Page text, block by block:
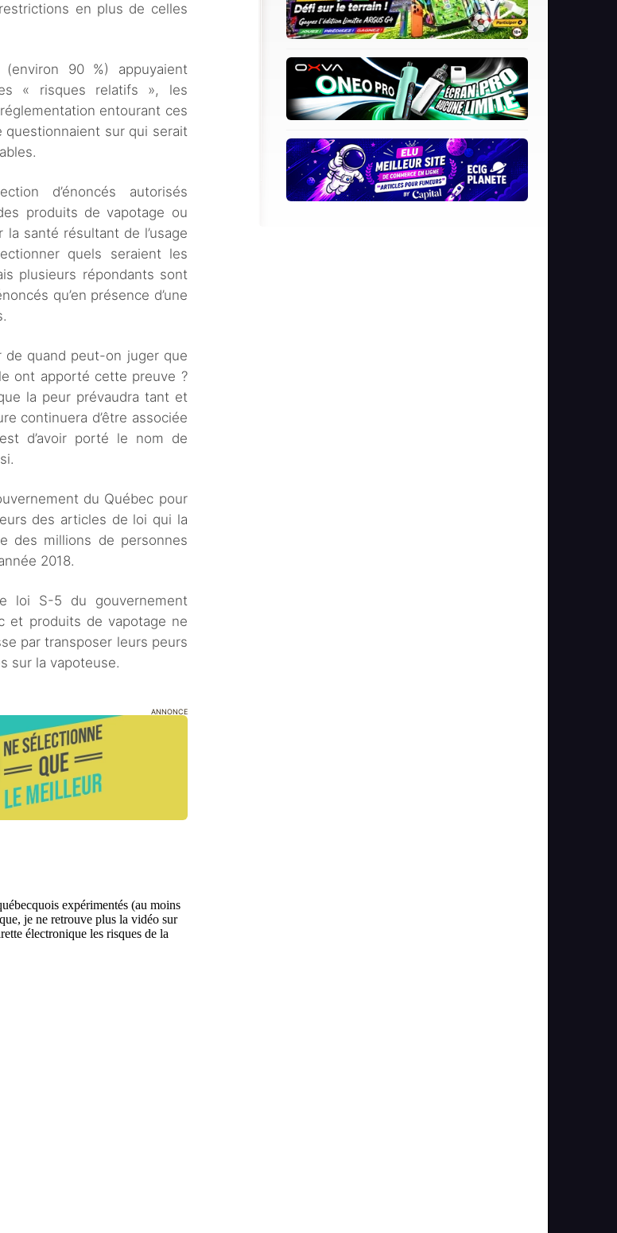
en plus de celles
90 %) appuyaient
les « risques relatifs », les
entourant ces
sur qui serait
d’énoncés autorisés
produits de vapotage ou
santé résultant de l’usage
quels seraient les
plusieurs répondants sont
qu’en présence d’une
de quand peut-on juger que
ont apporté cette preuve ?
la peur prévaudra tant et
continuera d’être associée
d’avoir porté le nom de
du Québec pour
des articles de loi qui la
des millions de personnes
2018.
loi S-5 du gouvernement
et produits de vapotage ne
par transposer leurs peurs
sur la vapoteuse.
ANNONCE